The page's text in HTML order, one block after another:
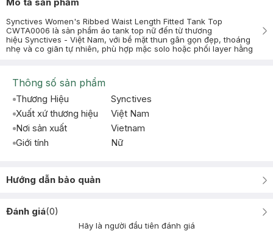
Synctives Women's Ribbed Waist Length Fitted Tank Top
CWTA0006 là sản phẩm áo tank top nữ đến từ thương
hiệu Synctives - Việt Nam, với bề mặt thun gân gọn đẹp, thoáng
nhẹ và co giãn tự nhiên, phù hợp mặc solo hoặc phối layer hằng
Thông số sản phẩm
Thương Hiệu
Synctives
Xuất xứ thương hiệu
Việt Nam
Nơi sản xuất
Vietnam
Giới tính
Nữ
Hướng dẫn bảo quản
Đánh giá(0)
Hãy là người đầu tiên đánh giá